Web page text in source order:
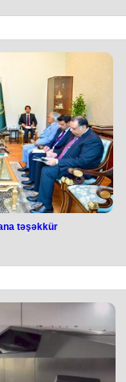
Aİ-nin xarici işlər və
Komissiyasının
Azərbaycan və
dövlətlərarası əlaqələrin
aparıblar.
arasında tərəfdaşlığın
olunub.
sarsılmaz həmrəyliyə
Əliyevə, qardaş
səfiri Xəzər
etdirdiyi mövqenin iki xalq
təzahürü olduğunu
razılaşması barədə
hansı təcavüz
müdafiə etməyə hazır
təşəkkür